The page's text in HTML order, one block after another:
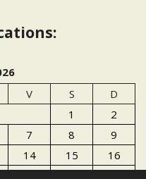
V S
D
1
2
7 8
9
14 15
16